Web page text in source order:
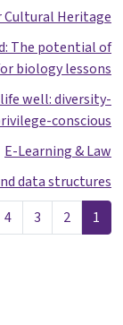
Cultural Heritage
The potential of
biology lessons
well: diversity-
conscious
E-Learning & Law
data structures
1 עמוד 1
2 עמוד 2
3עמוד 3
4